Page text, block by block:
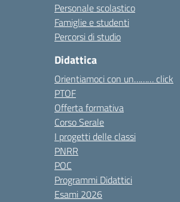
Personale scolastico
Famiglie e studenti
Percorsi di studio
Didattica
Orientiamoci con un……… click
PTOF
Offerta formativa
Corso Serale
I progetti delle classi
PNRR
POC
Programmi Didattici
Esami 2026